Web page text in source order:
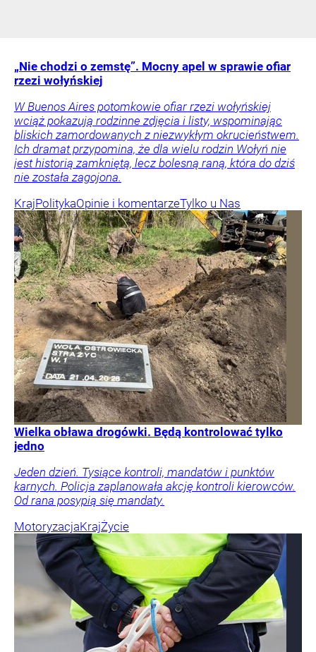
„Nie chodzi o zemstę”. Mocny apel w sprawie ofiar
rzezi wołyńskiej
W Buenos Aires potomkowie ofiar rzezi wołyńskiej
wciąż pokazują rodzinne zdjęcia i listy, wspominając
bliskich zamordowanych z niezwykłym okrucieństwem.
Ich dramat przypomina, że dla wielu rodzin Wołyń nie
jest historią zamkniętą, lecz bolesną raną, która do dziś
nie została zagojona.
KrajPolitykaOpinie i komentarzeTylko u Nas
Wielka obława drogówki. Będą kontrolować tylko
jedno
Jeden dzień. Tysiące kontroli, mandatów i punktów
karnych. Policja zaplanowała akcję kontroli kierowców.
Od rana posypią się mandaty.
MotoryzacjaKrajŻycie